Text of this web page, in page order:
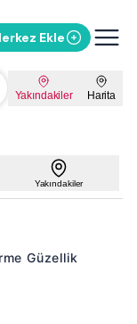
Ekle
Yakındakiler Harita
Yakındakiler
Güzellik